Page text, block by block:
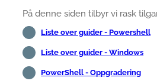
På denne siden tilbyr vi rask
Liste over guider - Powershell
Liste over guider - Windows
PowerShell - Oppgradering